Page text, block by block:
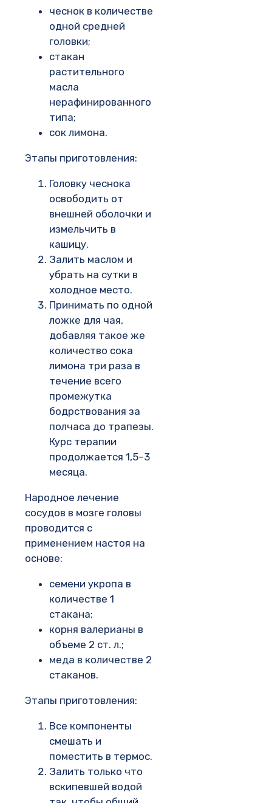
чеснок в количестве
одной средней
головки;
стакан
растительного
масла
нерафинированного
типа;
сок лимона.
Этапы приготовления:
Головку чеснока
освободить от
внешней оболочки и
измельчить в
кашицу.
Залить маслом и
убрать на сутки в
холодное место.
Принимать по одной
ложке для чая,
добавляя такое же
количество сока
лимона три раза в
течение всего
промежутка
бодрствования за
полчаса до трапезы.
Курс терапии
продолжается 1,5–3
месяца.
Народное лечение
сосудов в мозге головы
проводится с
применением настоя на
основе:
семени укропа в
количестве 1
стакана;
корня валерианы в
объеме 2 ст. л.;
меда в количестве 2
стаканов.
Этапы приготовления:
Все компоненты
смешать и
поместить в термос.
Залить только что
вскипевшей водой